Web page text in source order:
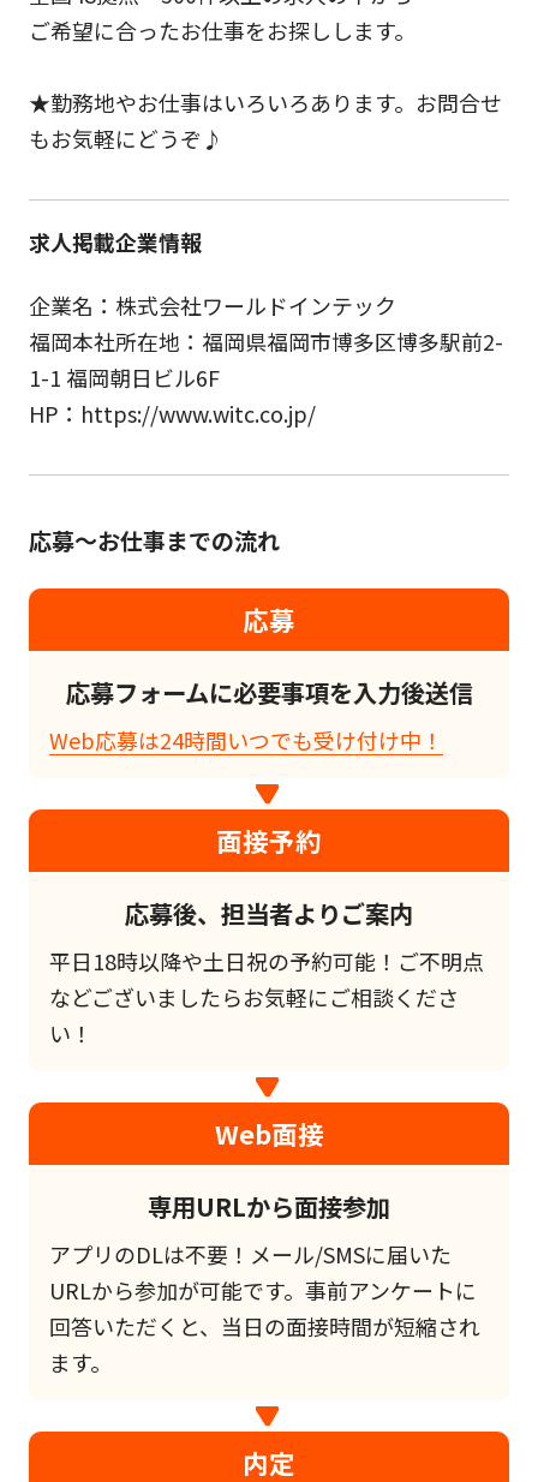
ご希望に合ったお仕事をお探しします。
★勤務地やお仕事はいろいろあります。お問合せ
もお気軽にどうぞ♪
求人掲載企業情報
企業名：株式会社ワールドインテック
福岡本社所在地：福岡県福岡市博多区博多駅前2-
1-1 福岡朝日ビル6F
HP：https://www.witc.co.jp/
応募～お仕事までの流れ
応募
応募フォームに必要事項を入力後送信
Web応募は24時間いつでも受け付け中！
面接予約
応募後、担当者よりご案内
平日18時以降や土日祝の予約可能！ご不明点
などございましたらお気軽にご相談くださ
い！
Web面接
専用URLから面接参加
アプリのDLは不要！メール/SMSに届いた
URLから参加が可能です。事前アンケートに
回答いただくと、当日の面接時間が短縮され
ます。
内定